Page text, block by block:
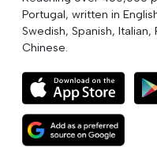
Portugal, written in
Swedish, Spanish, Italian,
Chinese.